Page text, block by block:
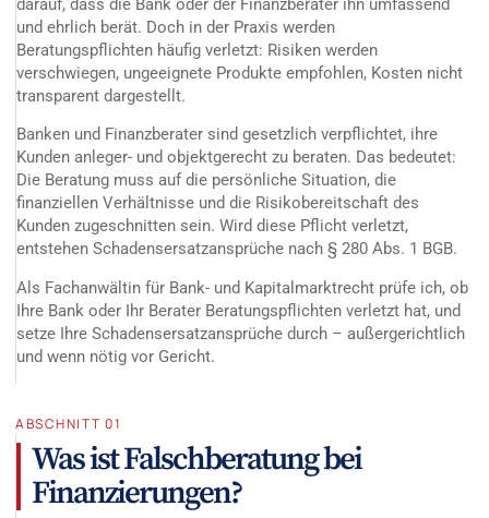
darauf, dass die Bank oder der Finanzberater ihn umfassend
und ehrlich berät. Doch in der Praxis werden
Beratungspflichten häufig verletzt: Risiken werden
verschwiegen, ungeeignete Produkte empfohlen, Kosten nicht
transparent dargestellt.
Banken und Finanzberater sind gesetzlich verpflichtet, ihre
Kunden anleger- und objektgerecht zu beraten. Das bedeutet:
Die Beratung muss auf die persönliche Situation, die
finanziellen Verhältnisse und die Risikobereitschaft des
Kunden zugeschnitten sein. Wird diese Pflicht verletzt,
entstehen Schadensersatzansprüche nach § 280 Abs. 1 BGB.
Als Fachanwältin für Bank- und Kapitalmarktrecht prüfe ich, ob
Ihre Bank oder Ihr Berater Beratungspflichten verletzt hat, und
setze Ihre Schadensersatzansprüche durch – außergerichtlich
und wenn nötig vor Gericht.
ABSCHNITT 01
Was ist Falschberatung bei
Finanzierungen?